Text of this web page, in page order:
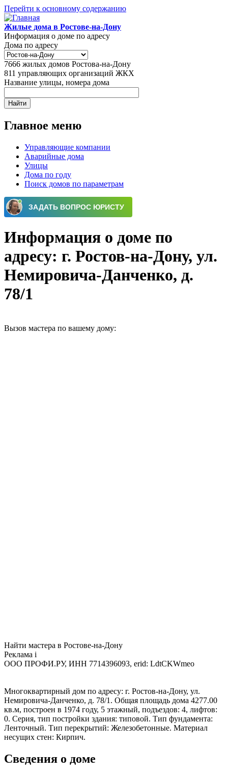
Перейти к основному содержанию
Жилые дома в Ростове-на-Дону
Информация о доме по адресу
Дома по адресу
7666 жилых домов Ростова-на-Дону
811 управляющих организаций ЖКХ
Название улицы, номера дома
Главное меню
Управляющие компании
Аварийные дома
Улицы
Дома по году
Поиск домов по параметрам
Информация о доме по
адресу: г. Ростов-на-Дону, ул.
Немировича-Данченко, д.
78/1
Вызов мастера по вашему дому:
Найти мастера в Ростове-на-Дону
Реклама i
ООО ПРОФИ.РУ, ИНН 7714396093, erid: LdtCKWmeo
Многоквартирный дом по адресу: г. Ростов-на-Дону, ул.
Немировича-Данченко, д. 78/1. Общая площадь дома 4277.00
кв.м, построен в 1974 году, 5 этажный, подъездов: 4, лифтов:
0. Серия, тип постройки здания: типовой. Тип фундамента:
Ленточный. Тип перекрытий: Железобетонные. Материал
несущих стен: Кирпич.
Сведения о доме